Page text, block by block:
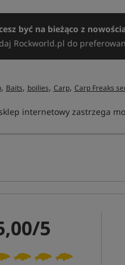
być na bieżąco z
Rockworld.pl do
, Baits, boilies, Carp, Carp Freaks
internetowy zastrzega
5